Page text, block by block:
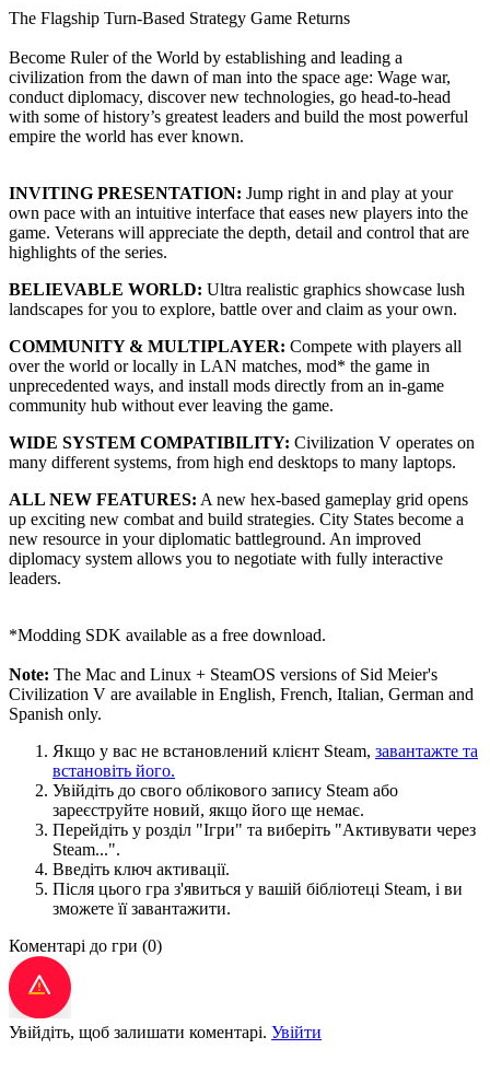
The Flagship Turn-Based Strategy Game Returns
Become Ruler of the World by establishing and leading a
civilization from the dawn of man into the space age: Wage war,
conduct diplomacy, discover new technologies, go head-to-head
with some of history’s greatest leaders and build the most powerful
empire the world has ever known.
INVITING PRESENTATION: Jump right in and play at your
own pace with an intuitive interface that eases new players into the
game. Veterans will appreciate the depth, detail and control that are
highlights of the series.
BELIEVABLE WORLD: Ultra realistic graphics showcase lush
landscapes for you to explore, battle over and claim as your own.
COMMUNITY & MULTIPLAYER: Compete with players all
over the world or locally in LAN matches, mod* the game in
unprecedented ways, and install mods directly from an in-game
community hub without ever leaving the game.
WIDE SYSTEM COMPATIBILITY: Civilization V operates on
many different systems, from high end desktops to many laptops.
ALL NEW FEATURES: A new hex-based gameplay grid opens
up exciting new combat and build strategies. City States become a
new resource in your diplomatic battleground. An improved
diplomacy system allows you to negotiate with fully interactive
leaders.
*Modding SDK available as a free download.
Note: The Mac and Linux + SteamOS versions of Sid Meier's
Civilization V are available in English, French, Italian, German and
Spanish only.
Якщо у вас не встановлений клієнт Steam, завантажте та
встановіть його.
Увійдіть до свого облікового запису Steam або
зареєструйте новий, якщо його ще немає.
Перейдіть у розділ "Ігри" та виберіть "Активувати через
Steam...".
Введіть ключ активації.
Після цього гра з'явиться у вашій бібліотеці Steam, і ви
зможете її завантажити.
Коментарі до гри (0)
Увійдіть, щоб залишати коментарі. Увійти